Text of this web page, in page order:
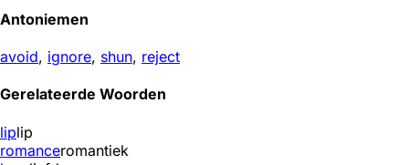
Antoniemen
avoid, ignore, shun, reject
Gerelateerde Woorden
liplip
romanceromantiek